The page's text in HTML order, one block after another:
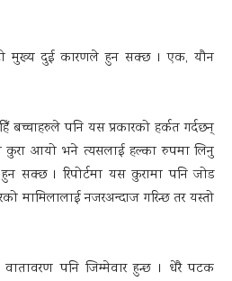
मुख्य दुई कारणले हुन सक्छ । एक, यौन
बच्चाहरुले पनि यस प्रकारको हर्कत गर्दछन्
कुरा आयो भने त्यसलाई हल्का रुपमा लिनु
सक्छ । रिपोर्टमा यस कुरामा पनि जोड
मामिलालाई नजरअन्दाज गरिन्छ तर यस्तो
पनि जिम्मेवार हुन्छ । धेरै पटक